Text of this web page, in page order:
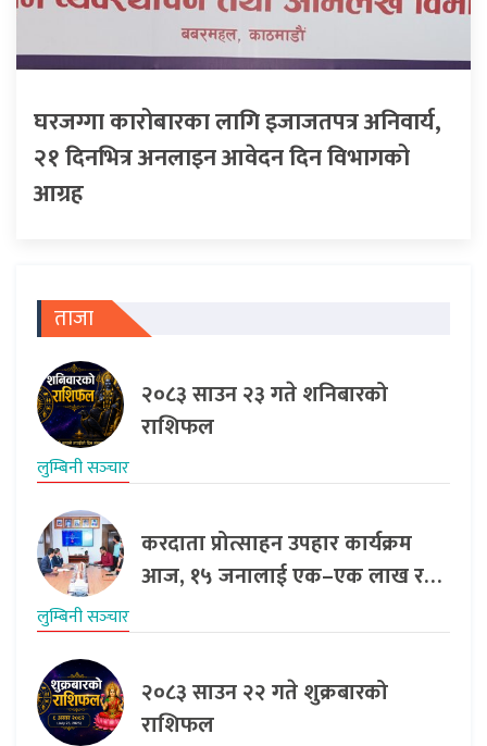
घरजग्गा कारोबारका लागि इजाजतपत्र अनिवार्य,
२१ दिनभित्र अनलाइन आवेदन दिन विभागको
आग्रह
ताजा
२०८३ साउन २३ गते शनिबारको
राशिफल
लुम्बिनी सञ्‍चार
करदाता प्रोत्साहन उपहार कार्यक्रम
आज, १५ जनालाई एक–एक लाख र…
लुम्बिनी सञ्‍चार
२०८३ साउन २२ गते शुक्रबारको
राशिफल